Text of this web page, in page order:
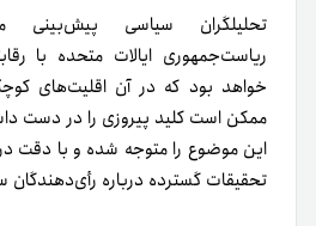
تحلیلگران سیاسی پیش‌بینی
ریاست‌جمهوری ایالات متحده با
خواهد بود که در آن اقلیت‌های
ممکن است کلید پیروزی را در دست
این موضوع را متوجه شده و با دقت
تحقیقات گسترده درباره